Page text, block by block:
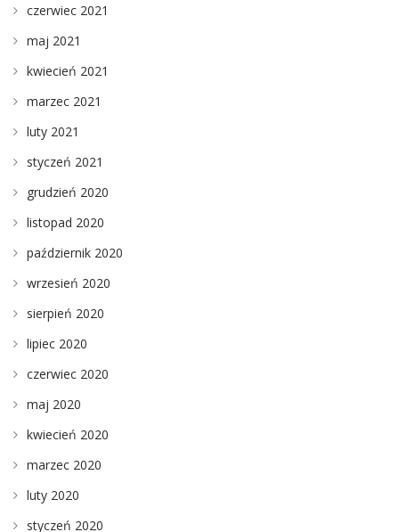
czerwiec 2021
maj 2021
kwiecień 2021
marzec 2021
luty 2021
styczeń 2021
grudzień 2020
listopad 2020
październik 2020
wrzesień 2020
sierpień 2020
lipiec 2020
czerwiec 2020
maj 2020
kwiecień 2020
marzec 2020
luty 2020
styczeń 2020